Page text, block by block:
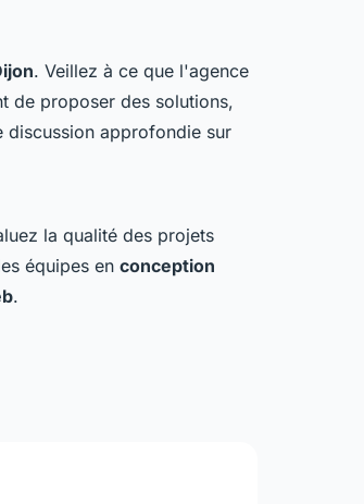
. Veillez à ce que l'agence
de proposer des solutions,
discussion approfondie sur
la qualité des projets
équipes en conception
.